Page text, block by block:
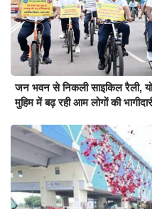
जन भवन से निकली साइकिल रैली,
मुहिम में बढ़ रही आम लोगों की